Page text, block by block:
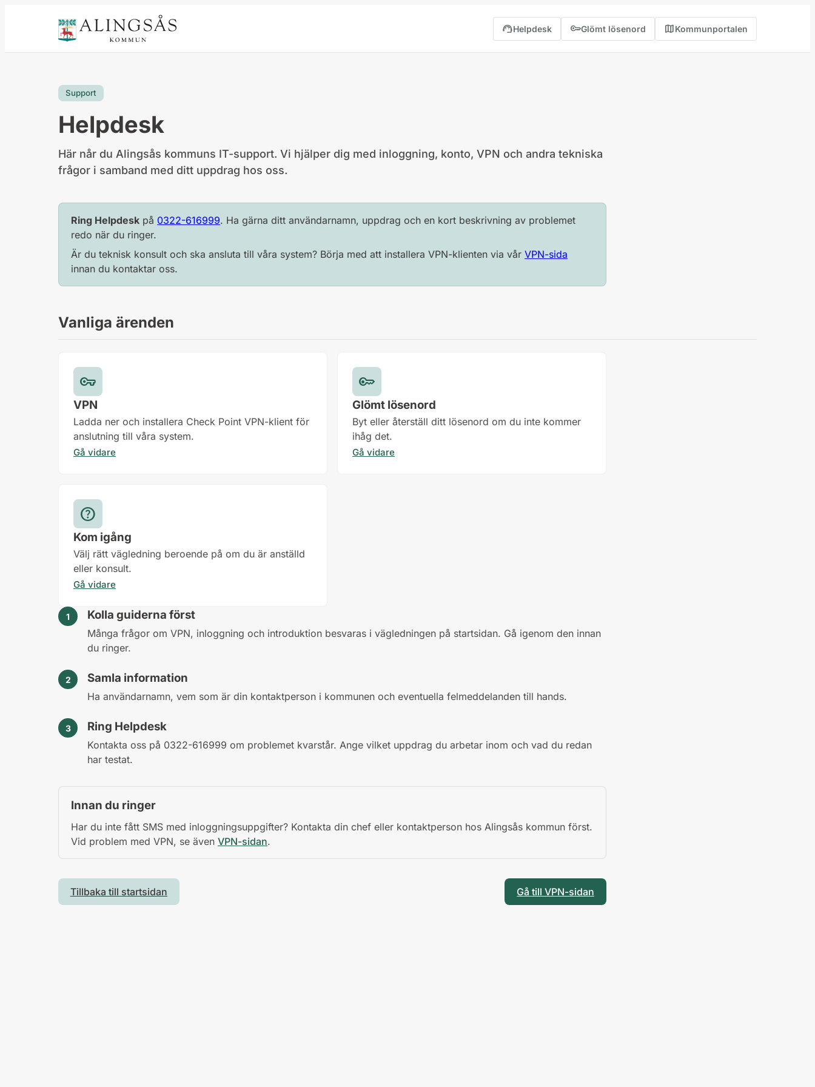
support_agentHelpdesk keyGlömt lösenord mapKommunportalen
(öppnas i ny flik)
Support
Helpdesk
Här når du Alingsås kommuns IT-support. Vi hjälper dig med inloggning, konto, VPN och andra tekniska
frågor i samband med ditt uppdrag hos oss.
Ring Helpdesk på 0322-616999. Ha gärna ditt användarnamn, uppdrag och en kort beskrivning av problemet
redo när du ringer.
Är du teknisk konsult och ska ansluta till våra system? Börja med att installera VPN-klienten via vår VPN-sida
innan du kontaktar oss.
Vanliga ärenden
vpn_key
VPN
Ladda ner och installera Check Point VPN-klient för
anslutning till våra system.
Gå vidare
key
Glömt lösenord
Byt eller återställ ditt lösenord om du inte kommer
ihåg det.
Gå vidare
help
Kom igång
Välj rätt vägledning beroende på om du är anställd
eller konsult.
Gå vidare
Kolla guiderna först
Många frågor om VPN, inloggning och introduktion besvaras i vägledningen på startsidan. Gå igenom den innan
du ringer.
Samla information
Ha användarnamn, vem som är din kontaktperson i kommunen och eventuella felmeddelanden till hands.
Ring Helpdesk
Kontakta oss på 0322-616999 om problemet kvarstår. Ange vilket uppdrag du arbetar inom och vad du redan
har testat.
Innan du ringer
Har du inte fått SMS med inloggningsuppgifter? Kontakta din chef eller kontaktperson hos Alingsås kommun först.
Vid problem med VPN, se även VPN-sidan.
Tillbaka till startsidan Gå till VPN-sidan